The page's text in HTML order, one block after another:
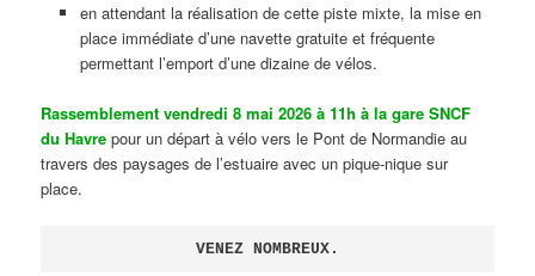
en attendant la réalisation de cette piste mixte, la mise en
place immédiate d’une navette gratuite et fréquente
permettant l’emport d’une dizaine de vélos.
Rassemblement vendredi 8 mai 2026 à 11h à la gare SNCF
du Havre pour un départ à vélo vers le Pont de Normandie au
travers des paysages de l’estuaire avec un pique-nique sur
place.
VENEZ NOMBREUX.